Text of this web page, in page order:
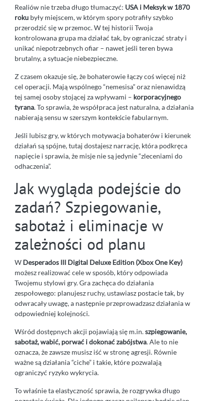
Realiów nie trzeba długo tłumaczyć: USA i Meksyk w 1870
roku były miejscem, w którym spory potrafiły szybko
przerodzić się w przemoc. W tej historii Twoja
kontrolowana grupa ma działać tak, by ograniczać straty i
unikać niepotrzebnych ofiar – nawet jeśli teren bywa
brutalny, a sytuacje niebezpieczne.
Z czasem okazuje się, że bohaterowie łączy coś więcej niż
cel operacji. Mają wspólnego “nemesisa” oraz nienawidzą
tej samej osoby stojącej za wpływami – korporacyjnego
tyrana. To sprawia, że współpraca jest naturalna, a działania
nabierają sensu w szerszym kontekście fabularnym.
Jeśli lubisz gry, w których motywacja bohaterów i kierunek
działań są spójne, tutaj dostajesz narrację, która podkręca
napięcie i sprawia, że misje nie są jedynie “zleceniami do
odhaczenia”.
Jak wygląda podejście do
zadań? Szpiegowanie,
sabotaż i eliminacje w
zależności od planu
W Desperados III Digital Deluxe Edition (Xbox One Key)
możesz realizować cele w sposób, który odpowiada
Twojemu stylowi gry. Gra zachęca do działania
zespołowego: planujesz ruchy, ustawiasz postacie tak, by
odwracały uwagę, a następnie przeprowadzasz działania w
odpowiedniej kolejności.
Wśród dostępnych akcji pojawiają się m.in.szpiegowanie,
sabotaż, wabić, porwać i dokonać zabójstwa. Ale to nie
oznacza, że zawsze musisz iść w stronę agresji. Równie
ważne są działania “ciche” i takie, które pozwalają
ograniczyć ryzyko wykrycia.
To właśnie ta elastyczność sprawia, że rozgrywka długo